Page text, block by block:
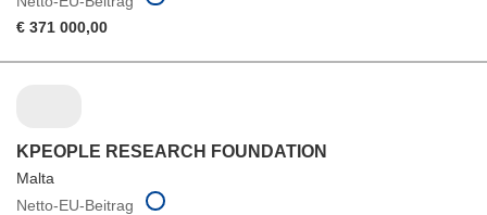
€ 371 000,00
KPEOPLE RESEARCH FOUNDATION
Malta
Netto-EU-Beitrag